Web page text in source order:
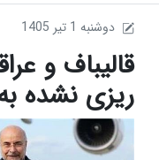
1405 دوشنبه 1 تير
قالیباف و
ریزی نشده